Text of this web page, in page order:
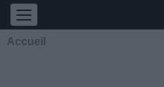
Accueil